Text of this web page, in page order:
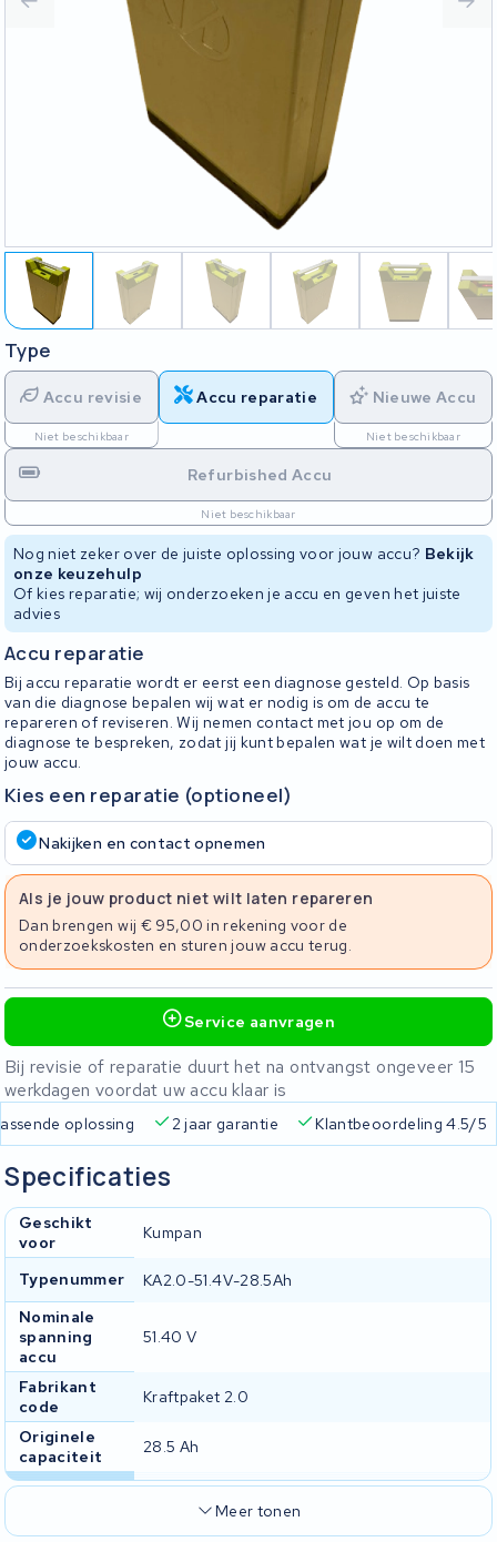
Type
Accu revisie
Niet beschikbaar
Accu reparatie Nieuwe Accu
Niet beschikbaar
Refurbished Accu
Niet beschikbaar
Nog niet zeker over de juiste oplossing voor jouw accu? Bekijk
onze keuzehulp
Of kies reparatie; wij onderzoeken je accu en geven het juiste
advies
Accu reparatie
Bij accu reparatie wordt er eerst een diagnose gesteld. Op basis
van die diagnose bepalen wij wat er nodig is om de accu te
repareren of reviseren. Wij nemen contact met jou op om de
diagnose te bespreken, zodat jij kunt bepalen wat je wilt doen met
jouw accu.
Kies een reparatie (optioneel)
Nakijken en contact opnemen
Als je jouw product niet wilt laten repareren
Dan brengen wij € 95,00 in rekening voor de
onderzoekskosten en sturen jouw accu terug.
Service aanvragen
Bij revisie of reparatie duurt het na ontvangst ongeveer 15
werkdagen voordat uw accu klaar is
oplossing 2 jaar garantie Klantbeoordeling 4.5/5
Specificaties
Geschikt
voor
Kumpan
Typenummer
KA2.0-51.4V-28.5Ah
Nominale
spanning
accu
51.40 V
Fabrikant
code
Kraftpaket 2.0
Originele
capaciteit
28.5 Ah
Meer tonen